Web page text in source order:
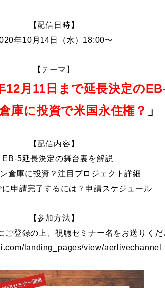
【配信日時】
年10月14日（水）18:00〜
【テーマ】
12月11日まで延長決定の
庫に投資で米国永住権？ 」
【配信内容】
EB-5延長決定の舞台裏を解説
ン倉庫に投資？注目プロジェクト詳細
に申請完了するには？申請スケジュール
【参加方法】
ご登録の上、視聴セミナー名をお送りくだ
landing_pages/view/aerlivechannel